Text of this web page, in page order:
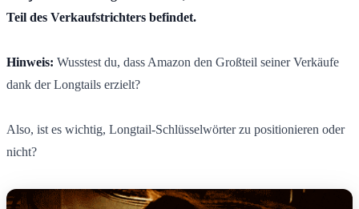
Teil des Verkaufstrichters befindet.
Hinweis: Wusstest du, dass Amazon den Großteil seiner Verkäufe
dank der Longtails erzielt?
Also, ist es wichtig, Longtail-Schlüsselwörter zu positionieren oder
nicht?